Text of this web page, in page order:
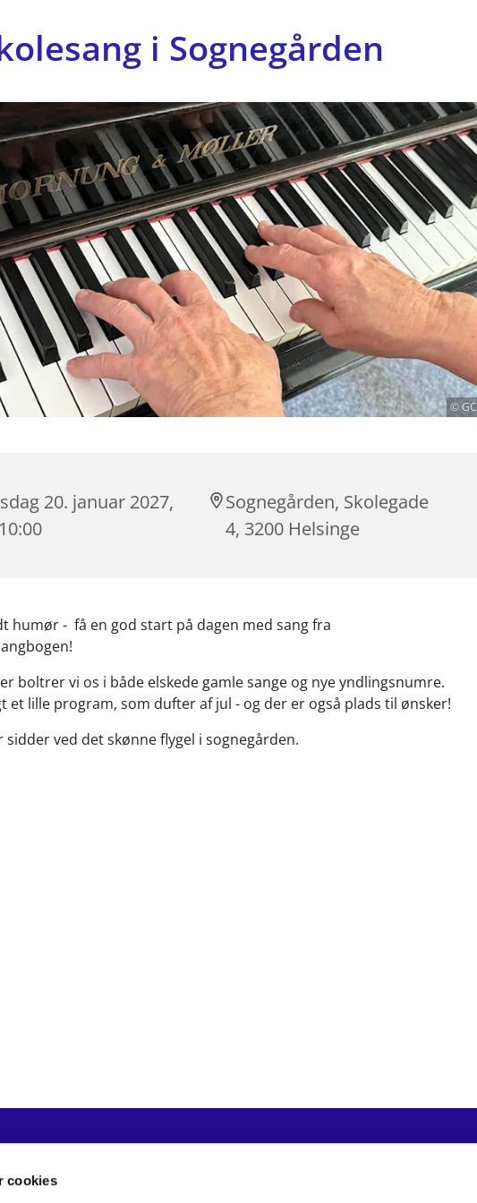
cookies
i Sognegården
© GC
20. januar 2027,
Sognegården, Skolegade
4, 3200 Helsinge
humør - få en god start på dagen med sang fra
boltrer vi os i både elskede gamle sange og nye yndlingsnumre.
et lille program, som dufter af jul - og der er også plads til ønsker!
sidder ved det skønne flygel i sognegården.
GLN 5798000844308 · CVR 67386515 (Helsinge Sogns Menighedsråd)